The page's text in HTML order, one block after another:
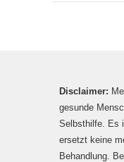
Disclaimer:
gesunde
Selbsthilfe. Es
ersetzt keine
Behandlung.